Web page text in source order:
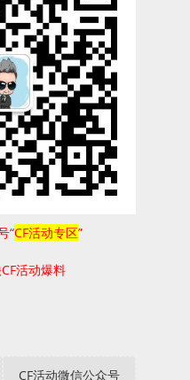
“CF活动专区”
活动爆料
CF活动微信公众号